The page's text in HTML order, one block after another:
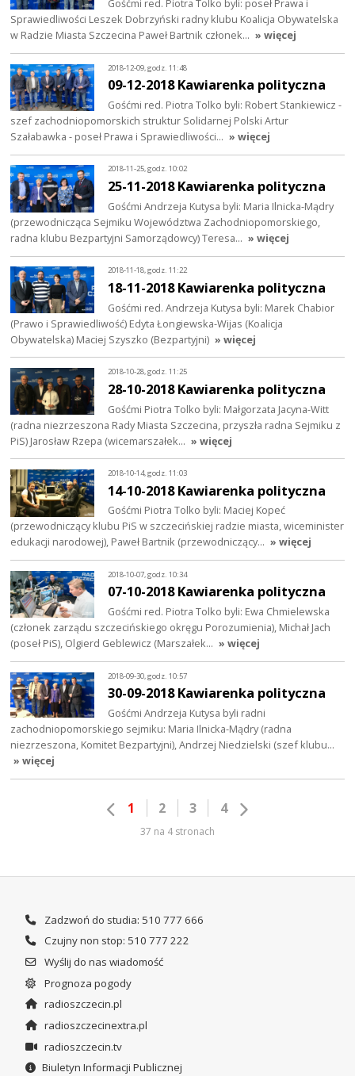
Gośćmi red. Piotra Tolko byli: poseł Prawa i
Sprawiedliwości Leszek Dobrzyński radny klubu Koalicja Obywatelska
w Radzie Miasta Szczecina Paweł Bartnik członek… » więcej
2018-12-09, godz. 11:48
09-12-2018 Kawiarenka polityczna
Gośćmi red. Piotra Tolko byli: Robert Stankiewicz -
szef zachodniopomorskich struktur Solidarnej Polski Artur
Szałabawka - poseł Prawa i Sprawiedliwości… » więcej
2018-11-25, godz. 10:02
25-11-2018 Kawiarenka polityczna
Gośćmi Andrzeja Kutysa byli: Maria Ilnicka-Mądry
(przewodnicząca Sejmiku Województwa Zachodniopomorskiego,
radna klubu Bezpartyjni Samorządowcy) Teresa… » więcej
2018-11-18, godz. 11:22
18-11-2018 Kawiarenka polityczna
Gośćmi red. Andrzeja Kutysa byli: Marek Chabior
(Prawo i Sprawiedliwość) Edyta Łongiewska-Wijas (Koalicja
Obywatelska) Maciej Szyszko (Bezpartyjni) » więcej
2018-10-28, godz. 11:25
28-10-2018 Kawiarenka polityczna
Gośćmi Piotra Tolko byli: Małgorzata Jacyna-Witt
(radna niezrzeszona Rady Miasta Szczecina, przyszła radna Sejmiku z
PiS) Jarosław Rzepa (wicemarszałek… » więcej
2018-10-14, godz. 11:03
14-10-2018 Kawiarenka polityczna
Gośćmi Piotra Tolko byli: Maciej Kopeć
(przewodniczący klubu PiS w szczecińskiej radzie miasta, wiceminister
edukacji narodowej), Paweł Bartnik (przewodniczący… » więcej
2018-10-07, godz. 10:34
07-10-2018 Kawiarenka polityczna
Gośćmi red. Piotra Tolko byli: Ewa Chmielewska
(członek zarządu szczecińskiego okręgu Porozumienia), Michał Jach
(poseł PiS), Olgierd Geblewicz (Marszałek… » więcej
2018-09-30, godz. 10:57
30-09-2018 Kawiarenka polityczna
Gośćmi Andrzeja Kutysa byli radni
zachodniopomorskiego sejmiku: Maria Ilnicka-Mądry (radna
niezrzeszona, Komitet Bezpartyjni), Andrzej Niedzielski (szef klubu…
» więcej
1 2 3 4
37 na 4 stronach
Zadzwoń do studia: 510 777 666
Czujny non stop: 510 777 222
Wyślij do nas wiadomość
Prognoza pogody
radioszczecin.pl
radioszczecinextra.pl
radioszczecin.tv
Biuletyn Informacji Publicznej